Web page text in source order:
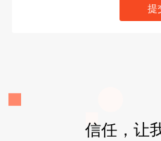
提
信任，让